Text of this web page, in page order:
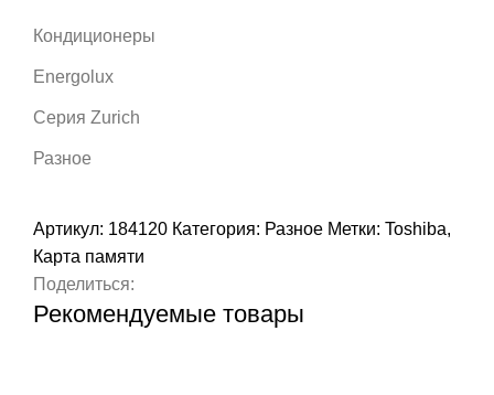
Кондиционеры
Energolux
Серия Zurich
Разное
Артикул: 184120 Категория: Разное Метки: Toshiba,
Карта памяти
Поделиться:
Рекомендуемые товары